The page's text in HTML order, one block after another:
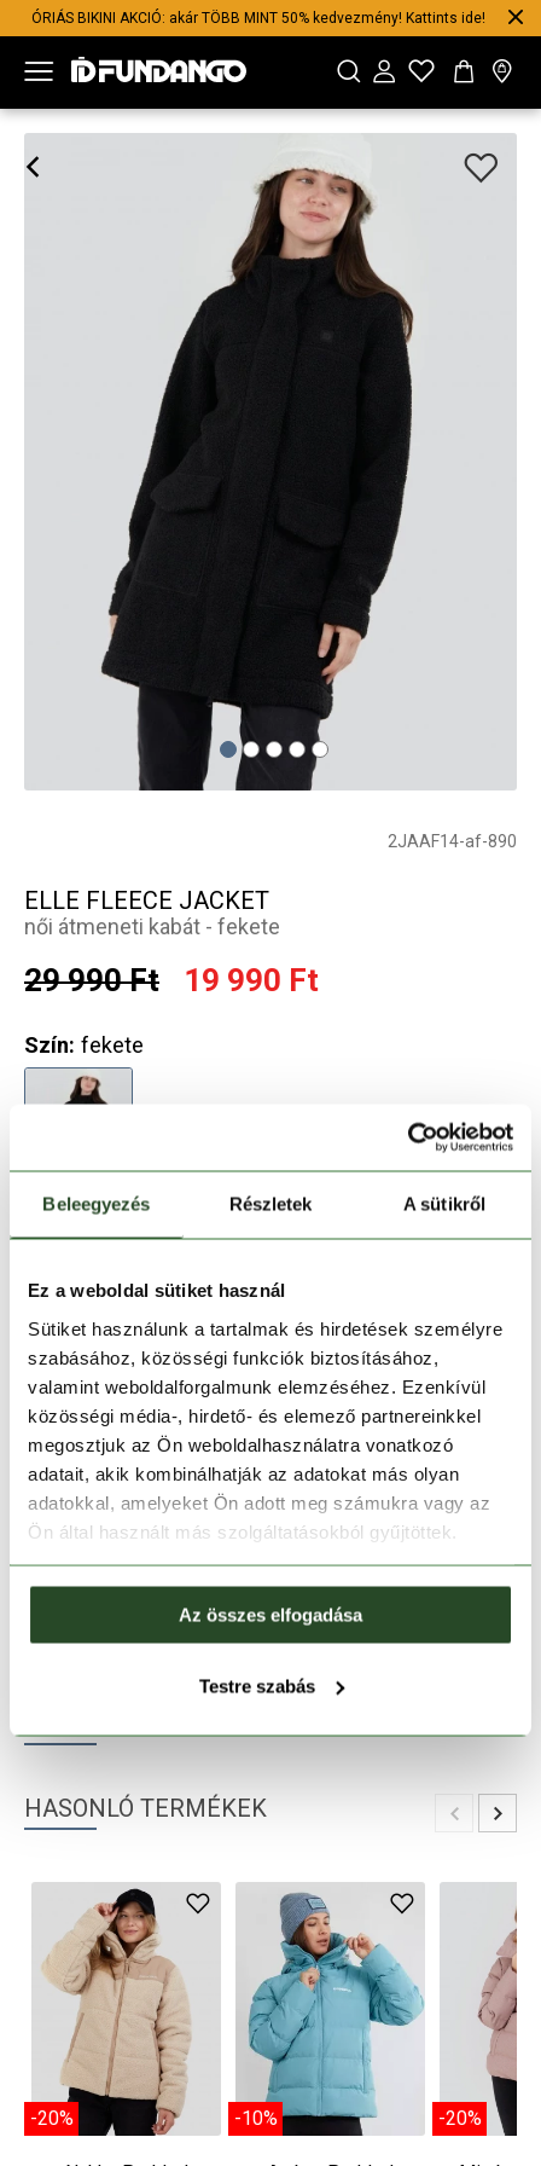
Beleegyezés Részletek A sütikről
Ez a weboldal sütiket használ
Sütiket használunk a tartalmak és hirdetések személyre
szabásához, közösségi funkciók biztosításához,
valamint weboldalforgalmunk elemzéséhez. Ezenkívül
közösségi média-, hirdető- és elemező partnereinkkel
megosztjuk az Ön weboldalhasználatra vonatkozó
adatait, akik kombinálhatják az adatokat más olyan
adatokkal, amelyeket Ön adott meg számukra vagy az
Ön által használt más szolgáltatásokból gyűjtöttek.
Az összes elfogadása
Testre szabás
ÓRIÁS BIKINI AKCIÓ: akár TÖBB MINT 50% kedvezmény! Kattints ide!
2JAAF14-af-890
ELLE FLEECE JACKET
női átmeneti kabát - fekete
29 990 Ft 19 990 Ft
Szín: fekete
M L
Kosárba teszem
Melyik üzletben elérhető|Foglalás
30 napos visszaküldés
1-2 munkanapos szállítás
HASONLÓ TERMÉKEK
-20% -10% -20%